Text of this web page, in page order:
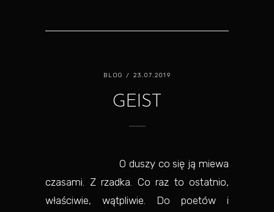
BLOG / 23.07.2019
GEIST
O duszy co się ją miewa
czasami. Z rzadka. Co raz to ostatnio,
właściwie, wątpliwie. Do poetów i